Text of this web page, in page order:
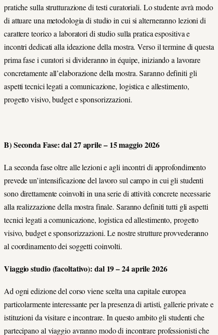
pratiche sulla strutturazione di testi curatoriali. Lo studente avrà modo
di attuare una metodologia di studio in cui si alterneranno lezioni di
carattere teorico a laboratori di studio sulla pratica espositiva e
incontri dedicati alla ideazione della mostra. Verso il termine di questa
prima fase i curatori si divideranno in équipe, iniziando a lavorare
concretamente all’elaborazione della mostra. Saranno definiti gli
aspetti tecnici legati a comunicazione, logistica e allestimento,
progetto visivo, budget e sponsorizzazioni.
B) Seconda Fase: dal 27 aprile – 15 maggio 2026
La seconda fase oltre alle lezioni e agli incontri di approfondimento
prevede un’intensificazione del lavoro sul campo in cui gli studenti
sono direttamente coinvolti in una serie di attività concrete necessarie
alla realizzazione della mostra finale. Saranno definiti tutti gli aspetti
tecnici legati a comunicazione, logistica ed allestimento, progetto
visivo, budget e sponsorizzazioni. Le nostre strutture provvederanno
al coordinamento dei soggetti coinvolti.
Viaggio studio (facoltativo): dal 19 – 24 aprile 2026
Ad ogni edizione del corso viene scelta una capitale europea
particolarmente interessante per la presenza di artisti, gallerie private e
istituzioni da visitare e incontrare. In questo ambito gli studenti che
partecipano al viaggio avranno modo di incontrare professionisti che